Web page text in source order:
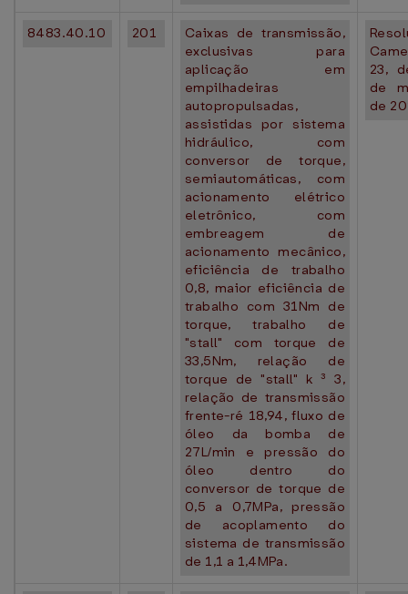
8483.40.10 201
Caixas de transmissão,
exclusivas para
aplicação em
empilhadeiras
autopropulsadas,
assistidas por sistema
hidráulico, com
conversor de torque,
semiautomáticas, com
acionamento elétrico
eletrônico, com
embreagem de
acionamento mecânico,
eficiência de trabalho
0,8, maior eficiência de
trabalho com 31Nm de
torque, trabalho de
"stall" com torque de
33,5Nm, relação de
torque de "stall" k ³ 3,
relação de transmissão
frente-ré 18,94, fluxo de
óleo da bomba de
27L/min e pressão do
óleo dentro do
conversor de torque de
0,5 a 0,7MPa, pressão
de acoplamento do
sistema de transmissão
de 1,1 a 1,4MPa.
23,
de
de